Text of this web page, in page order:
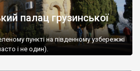
палац грузинської
пункті на південному узбережжі
і не один).